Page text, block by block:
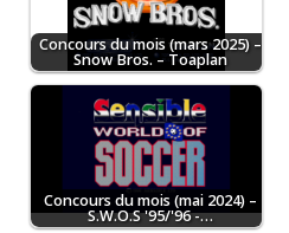
Concours du mois (mars 2025) –
Snow Bros. – Toaplan
Concours du mois (mai 2024) –
S.W.O.S '95/'96 -…